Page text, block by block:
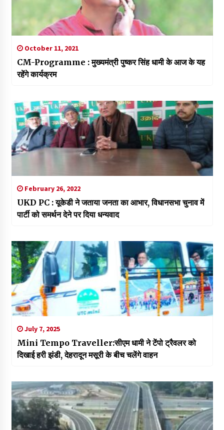
October 11, 2021
CM-Programme : मुख्यमंत्री पुष्कर सिंह धामी के आज के यह
रहेंगे कार्यक्रम
February 26, 2022
UKD PC : यूकेडी ने जताया जनता का आभार, विधानसभा चुनाव में
पार्टी को समर्थन देने पर दिया धन्यवाद
July 7, 2025
Mini Tempo Traveller:सीएम धामी ने टेंपो ट्रैवलर को
दिखाई हरी झंडी, देहरादून मसूरी के बीच चलेंगे वाहन